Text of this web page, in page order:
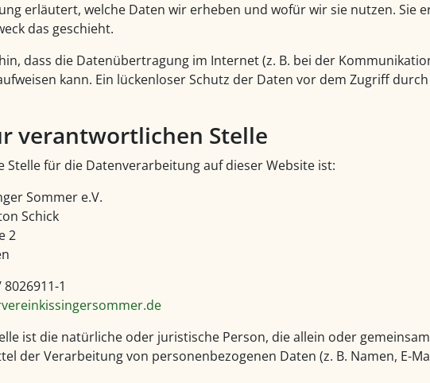
erläutert, welche Daten wir erheben und wofür wir sie nutzen. Sie
das geschieht.
dass die Datenübertragung im Internet (z. B. bei der
kann. Ein lückenloser Schutz der Daten vor dem Zugriff
verantwortlichen Stelle
Stelle für die Datenverarbeitung auf dieser Website ist:
Sommer e.V.
Schick
2
1
ist die natürliche oder juristische Person, die allein oder
der Verarbeitung von personenbezogenen Daten (z. B. Namen, E-